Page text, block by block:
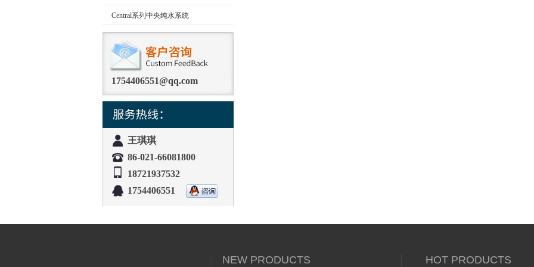
Central系列中央纯水系统
1754406551@qq.com
王琪琪
86-021-66081800
18721937532
1754406551
NEW PRODUCTS HOT PRODUCTS